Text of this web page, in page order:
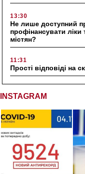
13:30
Не лише доступний
профінансувати
містян?
11:31
Прості відповіді на
INSTAGRAM